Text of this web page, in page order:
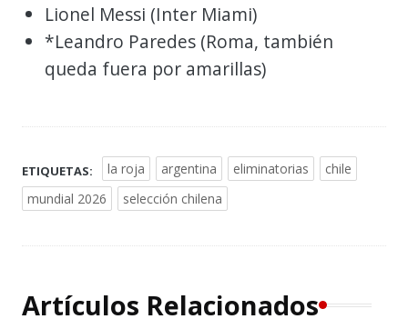
Lionel Messi (Inter Miami)
*Leandro Paredes (Roma, también
queda fuera por amarillas)
ETIQUETAS: la roja argentina eliminatorias
chile
mundial 2026
selección chilena
Artículos Relacionados